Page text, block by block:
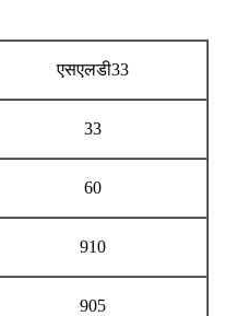
एसएलडी33
33
60
910
905